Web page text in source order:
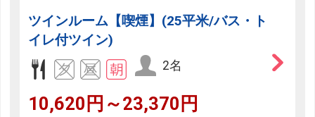
ツインルーム【喫煙】(25平米/バス・ト
イレ付ツイン)
2名
10,620円～23,370円